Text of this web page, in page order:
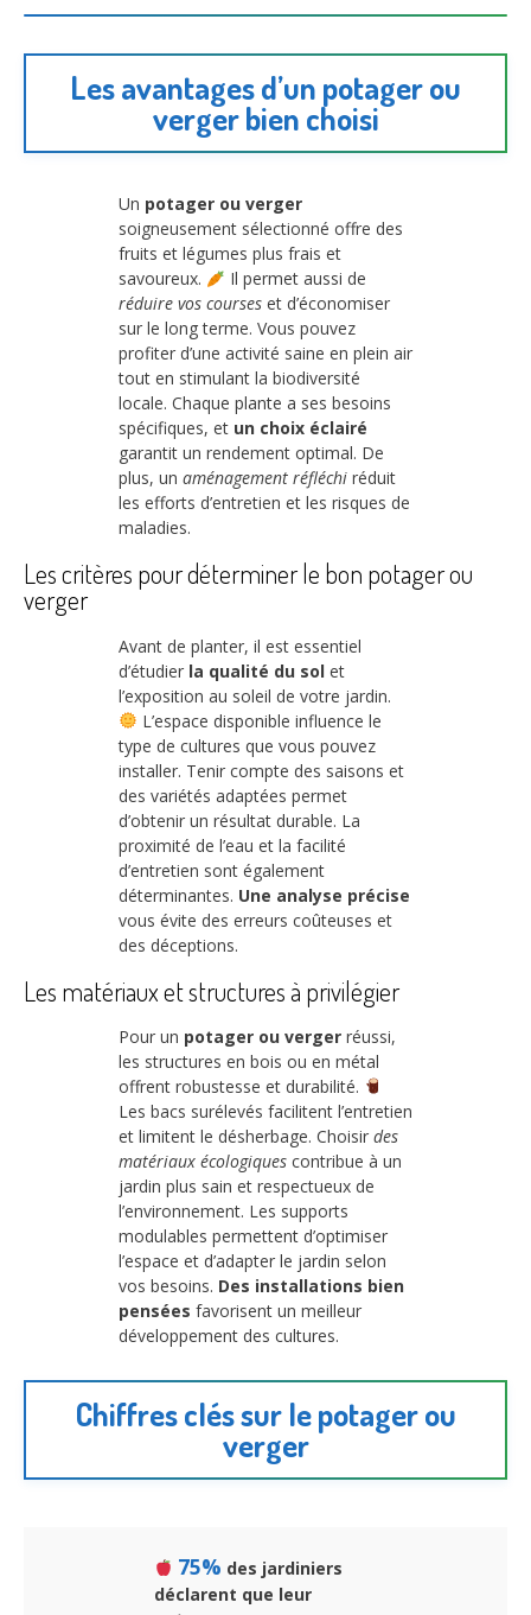
Les avantages d’un potager ou
verger bien choisi
Un potager ou verger
soigneusement sélectionné offre des
fruits et légumes plus frais et
savoureux.
Il permet aussi de
réduire vos courses et d’économiser
sur le long terme. Vous pouvez
profiter d’une activité saine en plein air
tout en stimulant la biodiversité
locale. Chaque plante a ses besoins
spécifiques, et un choix éclairé
garantit un rendement optimal. De
plus, un aménagement réfléchi réduit
les efforts d’entretien et les risques de
maladies.
Les critères pour déterminer le bon potager ou
verger
Avant de planter, il est essentiel
d’étudier la qualité du sol et
l’exposition au soleil de votre jardin.
L’espace disponible influence le
type de cultures que vous pouvez
installer. Tenir compte des saisons et
des variétés adaptées permet
d’obtenir un résultat durable. La
proximité de l’eau et la facilité
d’entretien sont également
déterminantes. Une analyse précise
vous évite des erreurs coûteuses et
des déceptions.
Les matériaux et structures à privilégier
Pour un potager ou verger réussi,
les structures en bois ou en métal
offrent robustesse et durabilité.
Les bacs surélevés facilitent l’entretien
et limitent le désherbage. Choisir des
matériaux écologiques contribue à un
jardin plus sain et respectueux de
l’environnement. Les supports
modulables permettent d’optimiser
l’espace et d’adapter le jardin selon
vos besoins. Des installations bien
pensées favorisent un meilleur
développement des cultures.
Chiffres clés sur le potager ou
verger
75% des jardiniers
déclarent que leur